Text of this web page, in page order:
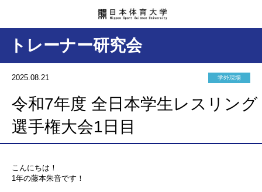
トレーナー研究会
2025.08.21 学外現場
令和7年度 全日本学生レスリング
選手権大会1日目
こんにちは！
1年の藤本朱音です！